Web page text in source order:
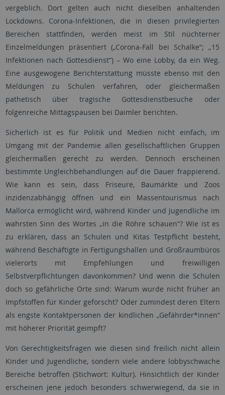
vergeblich. Dort gelten auch nicht dieselben anhaltenden
Lockdowns. Corona-Infektionen, die in diesen privilegierten
Bereichen stattfinden, werden meist im Stil nüchterner
Einzelmeldungen präsentiert („Corona-Fall bei Schalke“; „15
Infektionen nach Gottesdienst“) – Wo eine Lobby, da ein Weg.
Eine ausgewogene Berichterstattung müsste ebenso mit den
Meldungen zu Schulen verfahren, oder gleichermaßen
pathetisch über tragische Gottesdienstbesuche oder
folgenreiche Mittagspausen bei Daimler berichten.
Sicherlich ist es für Politik und Medien nicht einfach, im
Umgang mit der Pandemie allen gesellschaftlichen Gruppen
gleichermaßen gerecht zu werden. Dennoch erscheinen
bestimmte Ungleichbehandlungen auf die Dauer frappierend.
Wie kann es sein, dass Friseure, Baumärkte und Zoos
inzidenzabhängig öffnen und ein Massentourismus nach
Mallorca ermöglicht wird, während Kinder und Jugendliche im
wahrsten Sinn des Wortes „in die Röhre schauen“? Wie ist es
zu erklären, dass an Schulen und Kitas Testpflicht besteht,
während Beschäftigte in Fertigungshallen und Großraumbüros
vielerorts mit Empfehlungen und freiwilligen
Selbstverpflichtungen davonkommen? Und wenn die Schulen
doch so gefährliche Orte sind: Warum wurde nicht früher an
Impfstoffen für Kinder geforscht? Oder zumindest deren Eltern
als engste Kontaktpersonen der kindlichen „Gefährder*innen“
mit höherer Priorität geimpft?
Von Gerechtigkeitsfragen wie diesen sind freilich nicht allein
Kinder und Jugendliche, sondern viele andere lobbyschwache
Bereiche betroffen (Stichwort: Kultur). Hinsichtlich der Kinder
erscheinen jene jedoch besonders schwerwiegend, da sie in